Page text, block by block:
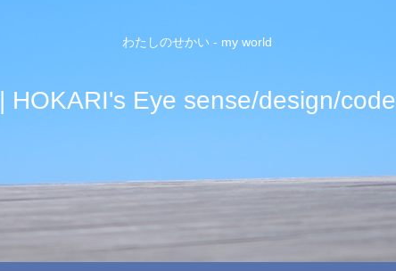
わたしのせかい - my world
| HOKARI's Eye sense/design/code